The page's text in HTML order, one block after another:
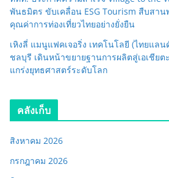
พันธมิตร ขับเคลื่อน ESG Tourism สืบสา
คุณค่าการท่องเที่ยวไทยอย่างยั่งยืน
เหิงลี่ แมนูแฟคเจอริ่ง เทคโนโลยี (ไทยแล
ชลบุรี เดินหน้าขยายฐานการผลิตสู่เอเชียต
แกร่งยุทธศาสตร์ระดับโลก
คลังเก็บ
สิงหาคม 2026
กรกฎาคม 2026